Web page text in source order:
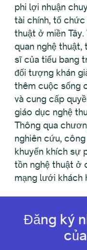
phi lợi nhuận
tài chính, tổ
thuật ở miền
quan nghệ
sĩ của tiểu bang
đối tượng khán
thêm cuộc sống
và cung cấp
giáo dục nghệ
Thông qua
nghiên cứu,
khuyến khích sự
tồn nghệ thuật ở
mạng lưới khách
Đăng ký